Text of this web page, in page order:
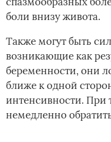
боли внизу живота.
Также могут быть
возникающие как
беременности, они
ближе к одной
интенсивности. При
немедленно